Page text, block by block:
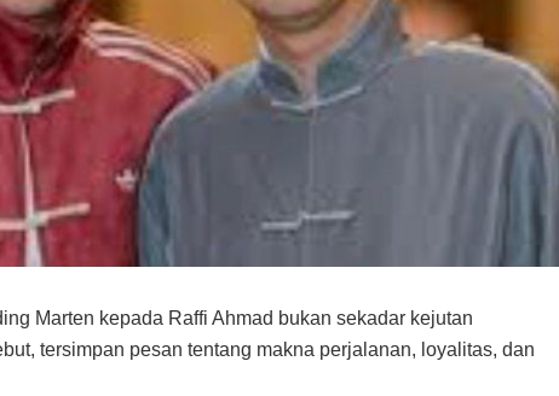
Marten kepada Raffi Ahmad bukan sekadar kejutan
tersimpan pesan tentang makna perjalanan, loyalitas, dan